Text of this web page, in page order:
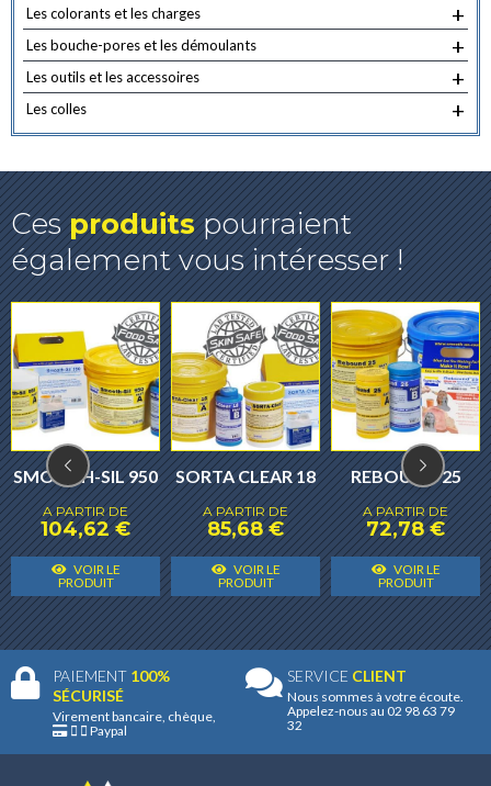
+
Les colorants et les charges
+
Les bouche-pores et les démoulants
+
Les outils et les accessoires
+
Les colles
Cesproduitspourraient
également vous intéresser !
Ce
produit
a
variantes.
options
SMOOTH-SIL 950
A PARTIR DE
104,62€
VOIR LE
PRODUIT
Ce
produit
a
plusieurs
variantes.
options
SORTA CLEAR 18
A PARTIR DE
85,68€
VOIR LE
PRODUIT
Ce
produit
a
plusieurs
variantes.
Les
options
REBOUND 25
A PARTIR DE
72,78€
VOIR LE
PRODUIT
a
PAIEMENT 100%
SÉCURISÉ
Virement bancaire, chèque,
Paypal
SERVICE CLIENT
Nous sommes à votre écoute.
Appelez-nous au 02 98 63 79
32